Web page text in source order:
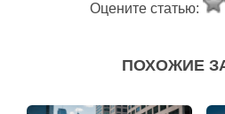
Оцените статью:
ПОХОЖИЕ